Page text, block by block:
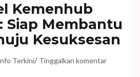
Kemenhub
Siap Membantu
Kesuksesan
Terkini/ Tinggalkan komentar